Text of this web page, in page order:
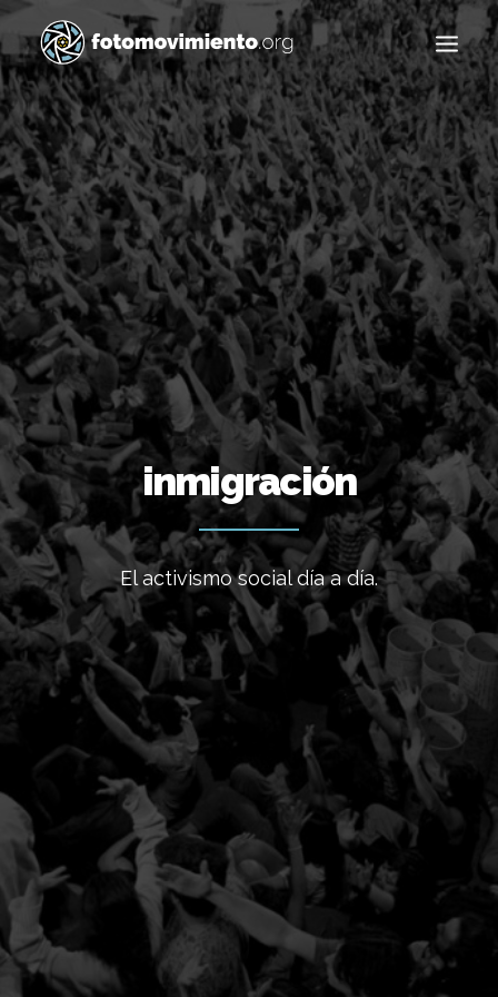
Buscar
inmigración
El activismo social día a día.